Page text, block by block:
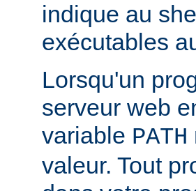
indique au
exécutables
Lorsqu'un
serveur web
variable PATH
valeur. Tout